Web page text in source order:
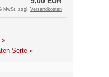
MwSt. zzgl. Versandkosten
»
Seite »